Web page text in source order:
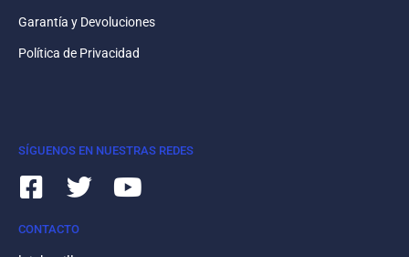
Garantía y Devoluciones
Política de Privacidad
SÍGUENOS EN NUESTRAS REDES
CONTACTO